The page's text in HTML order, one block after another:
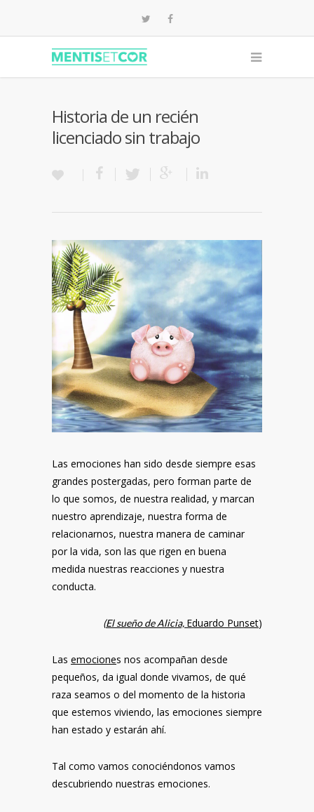
Historia de un recién
licenciado sin trabajo
Las emociones han sido desde siempre esas
grandes postergadas, pero forman parte de
lo que somos, de nuestra realidad, y marcan
nuestro aprendizaje, nuestra forma de
relacionarnos, nuestra manera de caminar
por la vida, son las que rigen en buena
medida nuestras reacciones y nuestra
conducta.
(El sueño de Alicia, Eduardo Punset)
Las emociones nos acompañan desde
pequeños, da igual donde vivamos, de qué
raza seamos o del momento de la historia
que estemos viviendo, las emociones siempre
han estado y estarán ahí.
Tal como vamos conociéndonos vamos
descubriendo nuestras emociones.